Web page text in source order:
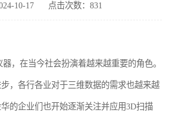
10-17 点击次数：831
，在当今社会扮演着越来越重要的角色。
，各行各业对于三维数据的需求也越来越
的企业们也开始逐渐关注并应用3D扫描